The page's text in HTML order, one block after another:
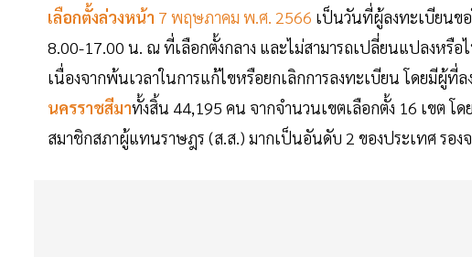
เลือกตั้งล่วงหน้า 7 พฤษภาคม พ.ศ. 2566 เป็นวันที่ผู้ลงทะเบียนขอ
8.00-17.00 น. ณ ที่เลือกตั้งกลาง และไม่สามารถเปลี่ยนแปลงหรื
เนื่องจากพ้นเวลาในการแก้ไขหรือยกเลิกการลงทะเบียน โดยมีผู้ที่
นครราชสีมาทั้งสิ้น 44,195 คน จากจำนวนเขตเลือกตั้ง 16 เขต
สมาชิกสภาผู้แทนราษฎร (ส.ส.) มากเป็นอันดับ 2 ของประเทศ รอง